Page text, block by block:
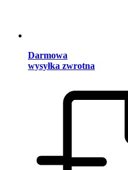
Darmowa
wysyłka zwrotna